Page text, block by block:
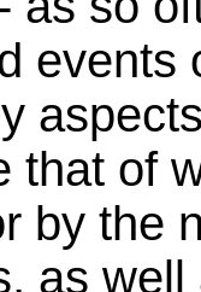
events
that of
by the
as well